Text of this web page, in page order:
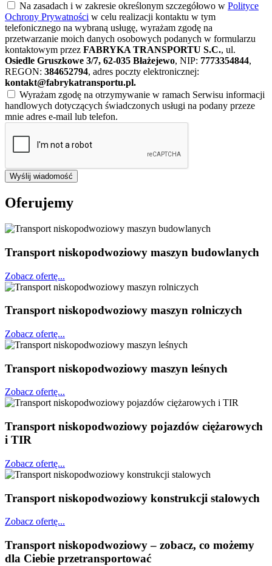
Na zasadach i w zakresie określonym szczegółowo w Polityce
Ochrony Prywatności w celu realizacji kontaktu w tym
telefonicznego na wybraną usługę, wyrażam zgodę na
przetwarzanie moich danych osobowych podanych w formularzu
kontaktowym przez FABRYKA TRANSPORTU S.C., ul.
Osiedle Gruszkowe 3/7, 62-035 Błażejewo, NIP: 7773354844,
REGON: 384652794, adres poczty elektronicznej:
kontakt@fabrykatransportu.pl.
Wyrażam zgodę na otrzymywanie w ramach Serwisu informacji
handlowych dotyczących świadczonych usługi na podany przeze
mnie adres e-mail lub telefon.
Wyślij wiadomość
Oferujemy
Transport niskopodwoziowy maszyn budowlanych
Zobacz ofertę...
Transport niskopodwoziowy maszyn rolniczych
Zobacz ofertę...
Transport niskopodwoziowy maszyn leśnych
Zobacz ofertę...
Transport niskopodwoziowy pojazdów ciężarowych
i TIR
Zobacz ofertę...
Transport niskopodwoziowy konstrukcji stalowych
Zobacz ofertę...
Transport niskopodwoziowy – zobacz, co możemy
dla Ciebie przetransportować